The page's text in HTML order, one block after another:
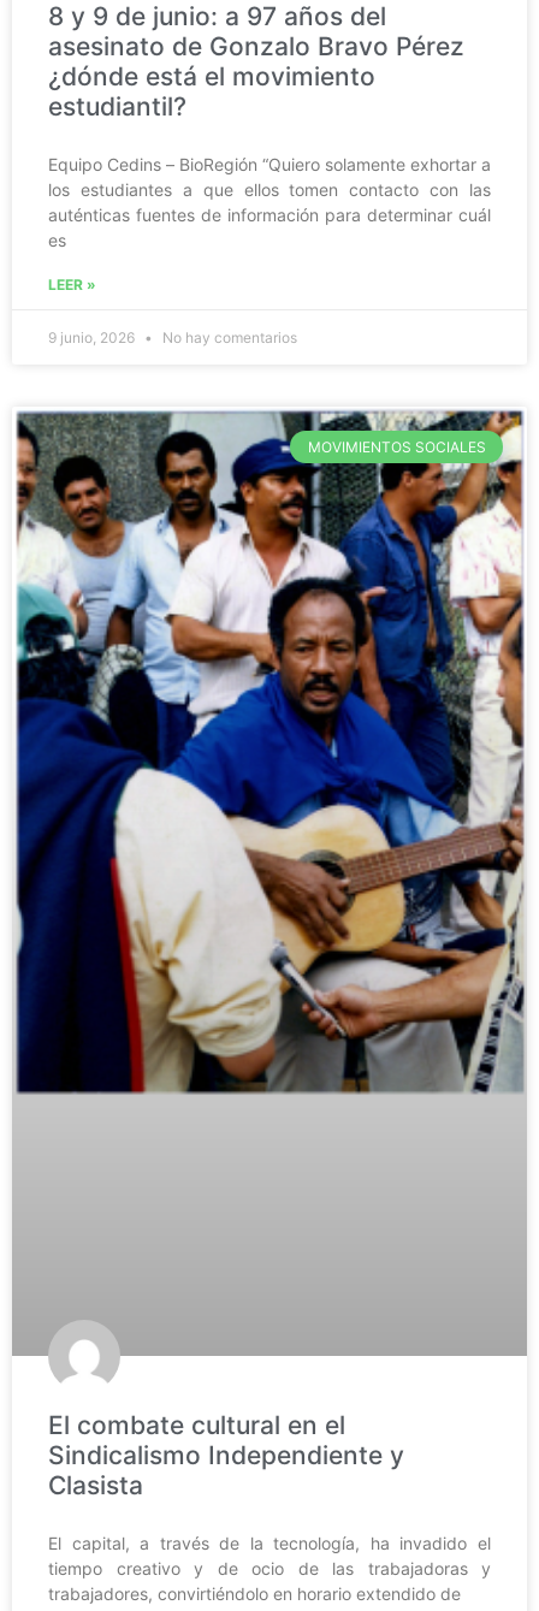
8 y 9 de junio: a 97 años del
asesinato de Gonzalo Bravo Pérez
¿dónde está el movimiento
estudiantil?
Equipo Cedins – BioRegión “Quiero solamente exhortar a
los estudiantes a que ellos tomen contacto con las
auténticas fuentes de información para determinar cuál
es
LEER »
9 junio, 2026 No hay comentarios
MOVIMIENTOS SOCIALES
El combate cultural en el
Sindicalismo Independiente y
Clasista
El capital, a través de la tecnología, ha invadido el
tiempo creativo y de ocio de las trabajadoras y
trabajadores, convirtiéndolo en horario extendido de